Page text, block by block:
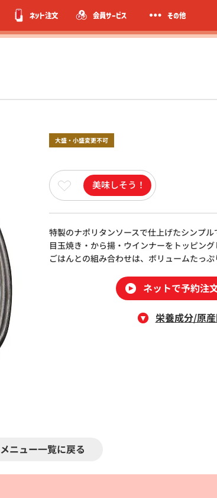
ネット注文 会員サービス その他
大盛・小盛変更不可
美味しそう！
特製のナポリタンソースで仕上げたシンプル
目玉焼き・から揚・ウインナーをトッピング
ごはんとの組み合わせは、ボリュームたっぷ
ネットで予約注
栄養成分/原
メニュー一覧に戻る